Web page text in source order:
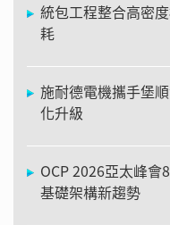
統包工程整合高密
耗
施耐德電機攜手堡
化升級
OCP 2026亞太峰
基礎架構新趨勢